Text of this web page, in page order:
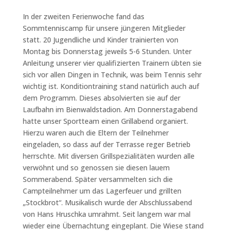
In der zweiten Ferienwoche fand das
Sommtenniscamp für unsere jüngeren Mitglieder
statt. 20 Jugendliche und Kinder trainierten von
Montag bis Donnerstag jeweils 5-6 Stunden. Unter
Anleitung unserer vier qualifizierten Trainern übten sie
sich vor allen Dingen in Technik, was beim Tennis sehr
wichtig ist. Konditiontraining stand natürlich auch auf
dem Programm. Dieses absolvierten sie auf der
Laufbahn im Bienwaldstadion. Am Donnerstagabend
hatte unser Sportteam einen Grillabend organiert.
Hierzu waren auch die Eltern der Teilnehmer
eingeladen, so dass auf der Terrasse reger Betrieb
herrschte. Mit diversen Grillspezialitäten wurden alle
verwöhnt und so genossen sie diesen lauem
Sommerabend. Später versammelten sich die
Campteilnehmer um das Lagerfeuer und grillten
„Stockbrot“. Musikalisch wurde der Abschlussabend
von Hans Hruschka umrahmt. Seit langem war mal
wieder eine Übernachtung eingeplant. Die Wiese stand